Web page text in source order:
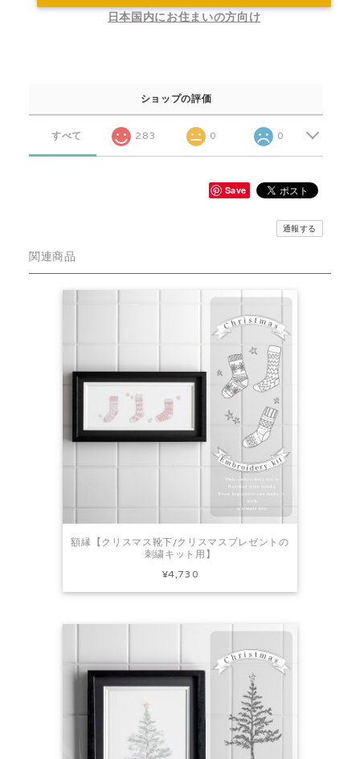
日本国内にお住まいの方向け
ショップの評価
すべて 283 0 0
Save
通報する
関連商品
額縁【クリスマス靴下/クリスマスプレゼントの
刺繍キット用】
¥4,730